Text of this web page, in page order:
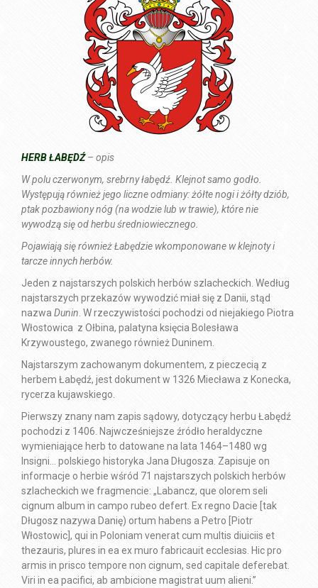
HERB ŁABĘDŹ– opis
W polu czerwonym, srebrny łabędź. Klejnot samo godło.
Występują również jego liczne odmiany: żółte nogi i żółty dziób,
ptak pozbawiony nóg (na wodzie lub w trawie), które nie
wywodzą się od herbu średniowiecznego.
Pojawiają się również Łabędzie wkomponowane w klejnoty i
tarcze innych herbów.
Jeden z najstarszych polskich herbów szlacheckich. Według
najstarszych przekazów wywodzić miał się z Danii, stąd
nazwa Dunin . W rzeczywistości pochodzi od niejakiego Piotra
Włostowica z Ołbina, palatyna księcia Bolesława
Krzywoustego, zwanego również Duninem.
Najstarszym zachowanym dokumentem, z pieczecią z
herbem Łabędź, jest dokument w 1326 Miecława z Konecka,
rycerza kujawskiego.
Pierwszy znany nam zapis sądowy, dotyczący herbu Łabędź
pochodzi z 1406. Najwcześniejsze źródło heraldyczne
wymieniające herb to datowane na lata 1464–1480 wg
Insigni… polskiego historyka Jana Długosza. Zapisuje on
informacje o herbie wśród 71 najstarszych polskich herbów
szlacheckich we fragmencie: „Labancz, que olorem seli
cignum album in campo rubeo defert. Ex regno Dacie [tak
Długosz nazywa Danię) ortum habens a Petro [Piotr
Włostowic], qui in Poloniam venerat cum multis diuiciis et
thezauris, plures in ea ex muro fabricauit ecclesias. Hic pro
armis in prisco tempore non cignum, sed capitale deferebat.
Viri in ea pacifici, ab ambicione magistrat uum alieni.”